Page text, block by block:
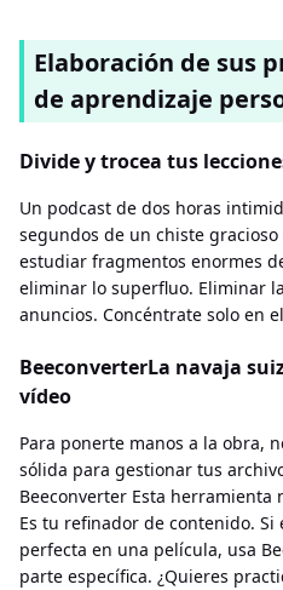
Elaboración de sus
de aprendizaje
Divide y trocea tus
Un podcast de dos horas
segundos de un chiste
estudiar fragmentos enormes
eliminar lo superfluo. Eliminar
anuncios. Concéntrate solo en
BeeconverterLa navaja
vídeo
Para ponerte manos a la obra,
sólida para gestionar tus
Beeconverter Esta herramienta
Es tu refinador de contenido. Si
perfecta en una película, usa
parte específica. ¿Quieres